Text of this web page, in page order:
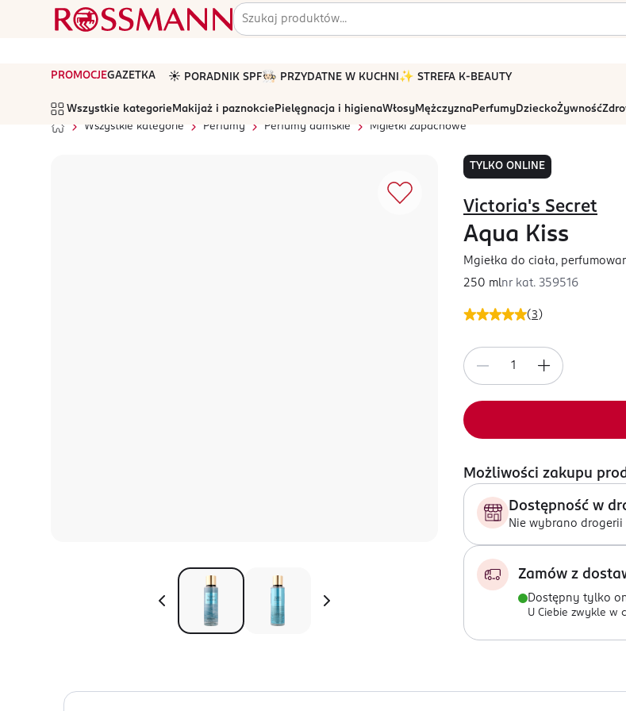
PROMOCJEGAZETKA ☀️ PORADNIK SPF🧑🏻‍🍳 PRZYDATNE W KUCHNI ✨ STREFA K-BEAUTY
Wszystkie kategorie Makijaż i paznokcie Pielęgnacja i higienaWłosyMężczyznaPerfumyDzieckoŻywność
Wszystkie kategorie
Perfumy Perfumy damskie Mgiełki zapachowe
TYLKO ONLINE
(3 )
Victoria's Secret
Aqua Kiss
Mgiełka do ciała,
250 mlnr kat. 359516
Możliwości zakupu
Dostępność w
Nie wybrano drogerii
Zamów z
Dostępny tylko
U Ciebie zwykle w